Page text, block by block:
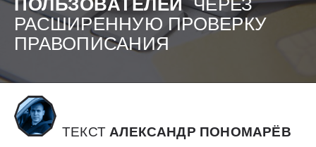
ПОЛЬЗОВАТЕЛЕЙЧЕРЕЗ
РАСШИРЕННУЮ ПРОВЕРКУ
ПРАВОПИСАНИЯ
ТЕКСТ АЛЕКСАНДР ПОНОМАРЁВ